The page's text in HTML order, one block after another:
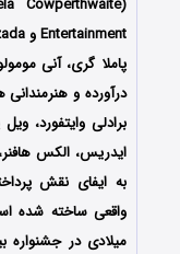
پاملا گری، آنی
درآورده و
برادلی وایتفورد،
ایدریس، الکس
به ایفای نقش